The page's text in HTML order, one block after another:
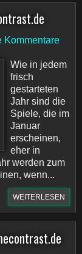
Kommentare
Wie in jedem
frisch
gestarteten
Jahr sind die
Spiele, die im
Januar
erscheinen,
eher in
werden zum
wenn...
WEITERLESEN